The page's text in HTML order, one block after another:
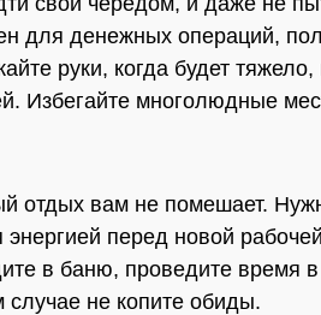
для денежных операций,
руки, когда будет тяжело,
Избегайте многолюдные
отдых вам не помешает.
энергией перед новой
в баню, проведите время
не копите обиды.